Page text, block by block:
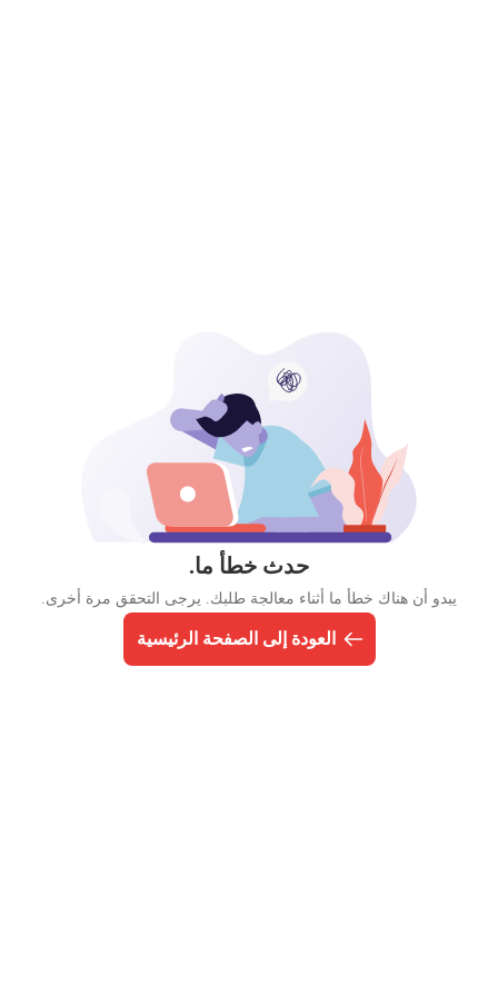
حدث خطأ ما.
يبدو أن هناك خطأ ما أثناء معالجة طلبك. يرجى التحقق مرة أخرى.
العودة إلى الصفحة الرئيسية